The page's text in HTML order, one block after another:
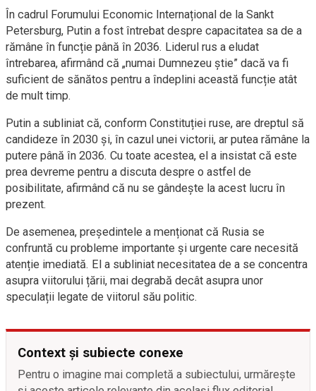
În cadrul Forumului Economic Internațional de la Sankt
Petersburg, Putin a fost întrebat despre capacitatea sa de a
rămâne în funcție până în 2036. Liderul rus a eludat
întrebarea, afirmând că „numai Dumnezeu știe” dacă va fi
suficient de sănătos pentru a îndeplini această funcție atât
de mult timp.
Putin a subliniat că, conform Constituției ruse, are dreptul să
candideze în 2030 și, în cazul unei victorii, ar putea rămâne la
putere până în 2036. Cu toate acestea, el a insistat că este
prea devreme pentru a discuta despre o astfel de
posibilitate, afirmând că nu se gândește la acest lucru în
prezent.
De asemenea, președintele a menționat că Rusia se
confruntă cu probleme importante și urgente care necesită
atenție imediată. El a subliniat necesitatea de a se concentra
asupra viitorului țării, mai degrabă decât asupra unor
speculații legate de viitorul său politic.
Context și subiecte conexe
Pentru o imagine mai completă a subiectului, urmărește